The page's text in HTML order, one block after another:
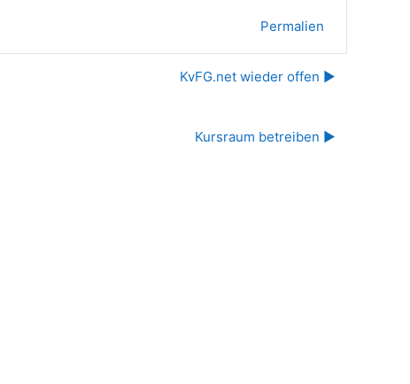
Permalien
KvFG.net wieder offen ▶︎
Kursraum betreiben ▶︎